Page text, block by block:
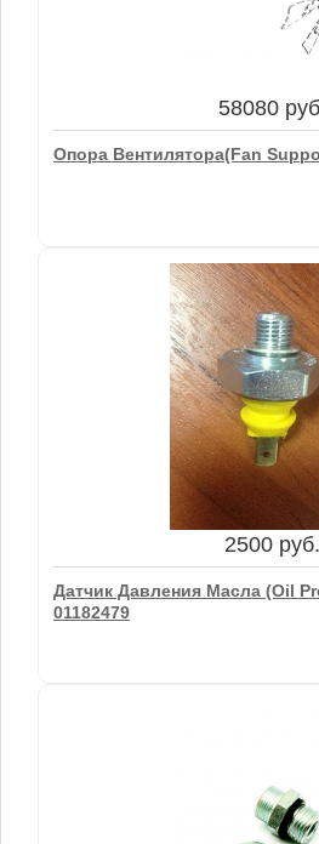
5830 руб.
Топливный Насос Низкого
В корзину
58080
Опора Вентилятора(Fan
58080 руб.
Опора Вентилятора(Fan
В корзину
2500 руб.
Датчик Давления Масла (Oil
01182479